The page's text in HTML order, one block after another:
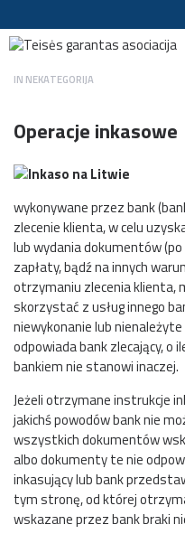
IN NEKATEGORIJA
Operacje inkasowe
wykonywane przez bank
zlecenie klienta, w celu
lub wydania dokumentów
zapłaty, bądź na innych
otrzymaniu zlecenia klienta,
skorzystać z usług innego
niewykonanie lub
odpowiada bank zlecający, o
bankiem nie stanowi inaczej.
Jeżeli otrzymane instrukcje
jakichś powodów bank nie
wszystkich dokumentów
albo dokumenty te nie
inkasujący lub bank
tym stronę, od której
wskazane przez bank braki